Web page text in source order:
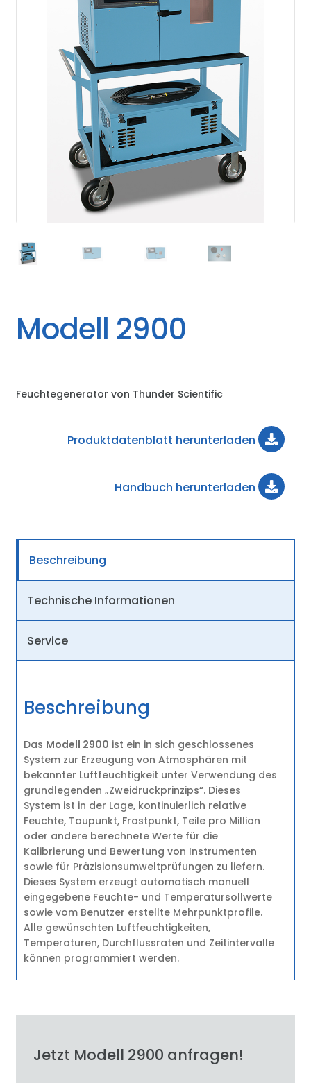
Modell 2900
Feuchtegenerator von Thunder Scientific
Produktdatenblatt herunterladen
Handbuch herunterladen
Beschreibung
Technische Informationen
Service
Beschreibung
Das Modell 2900 ist ein in sich geschlossenes
System zur Erzeugung von Atmosphären mit
bekannter Luftfeuchtigkeit unter Verwendung des
grundlegenden „Zweidruckprinzips“. Dieses
System ist in der Lage, kontinuierlich relative
Feuchte, Taupunkt, Frostpunkt, Teile pro Million
oder andere berechnete Werte für die
Kalibrierung und Bewertung von Instrumenten
sowie für Präzisionsumweltprüfungen zu liefern.
Dieses System erzeugt automatisch manuell
eingegebene Feuchte- und Temperatursollwerte
sowie vom Benutzer erstellte Mehrpunktprofile.
Alle gewünschten Luftfeuchtigkeiten,
Temperaturen, Durchflussraten und Zeitintervalle
können programmiert werden.
Jetzt Modell 2900 anfragen!